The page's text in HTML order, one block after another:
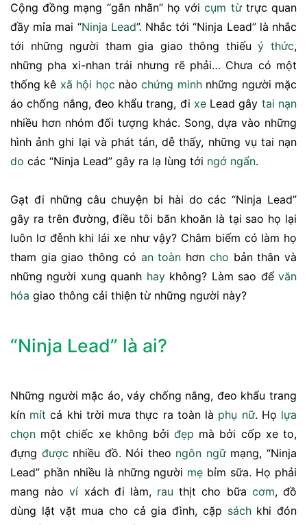
Cộng đồng mạng “gắn nhãn” họ vớicụm từtrực quan
đầy mỉa mai “Ninja Lead”. Nhắc tới “Ninja Lead” là nhắc
tới những người tham gia giao thông thiếuý thức,
những pha xi-nhan trái nhưng rẽ phải… Chưa có một
thống kê xã hội học nàochứng minhnhững người mặc
áo chống nắng, đeo khẩu trang, đi xeLead gây tai nạn
nhiều hơn nhóm đối tượng khác. Song, dựa vào những
hình ảnh ghi lại và phát tán, dễ thấy, những vụ tai nạn
do các “Ninja Lead” gây ra lạ lùng tới ngớ ngẩn.
Gạt đi những câu chuyện bi hài do các “Ninja Lead”
gây ra trên đường, điều tôi băn khoăn là tại sao họ lại
luôn lơ đễnh khi lái xe như vậy? Châm biếm có làm họ
tham gia giao thông có an toàn hơn cho bản thân và
những người xung quanh haykhông? Làm sao đểvăn
hóa giao thông cải thiện từ những người này?
“Ninja Lead” là ai?
Những người mặc áo, váy chống nắng, đeo khẩu trang
kín mít cả khi trời mưa thực ra toàn là phụ nữ. Họ lựa
chọn một chiếc xe không bởiđẹp mà bởi cốp xe to,
đựng được nhiều đồ. Nói theo ngôn ngữmạng, “Ninja
Lead” phần nhiều là những người mẹ bỉm sữa. Họ phải
mang nàoví xách đi làm, rau thịt cho bữa cơm, đồ
dùng lặt vặt mua cho cả gia đình, cặp sáchkhi đón